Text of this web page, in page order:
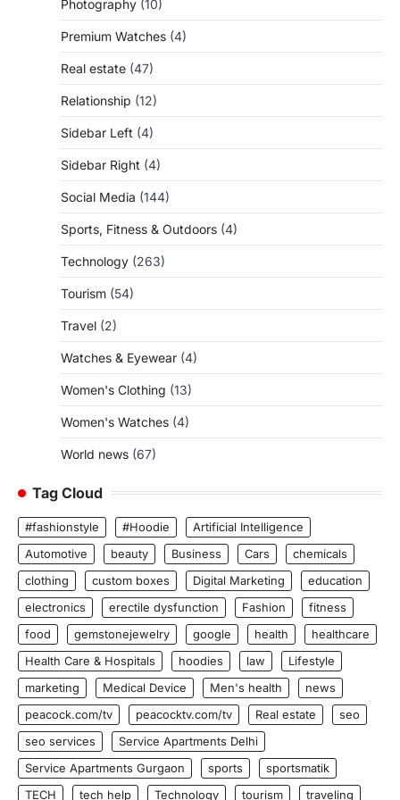
Photography (10)
Premium Watches (4)
Real estate (47)
Relationship (12)
Sidebar Left (4)
Sidebar Right (4)
Social Media (144)
Sports, Fitness & Outdoors (4)
Technology (263)
Tourism (54)
Travel (2)
Watches & Eyewear (4)
Women's Clothing (13)
Women's Watches (4)
World news (67)
Tag Cloud
#fashionstyle #Hoodie
Artificial Intelligence
Automotive
beauty Business Cars
chemicals
clothing
custom boxes Digital Marketing
education
electronics
erectile dysfunction Fashion
fitness
food
gemstonejewelry google health
healthcare
Health Care & Hospitals
hoodies law
Lifestyle
marketing
Medical Device Men's health
news
peacock.com/tv
peacocktv.com/tv Real estate
seo
seo services
Service Apartments Delhi
Service Apartments Gurgaon
sports
sportsmatik
TECH
tech help Technology tourism traveling